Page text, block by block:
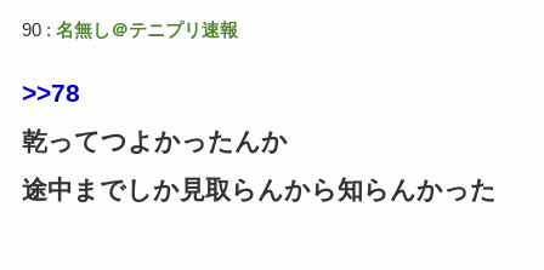
90 : 名無し＠テニプリ速報
>>78
乾ってつよかったんか
途中までしか見取らんから知らんかった